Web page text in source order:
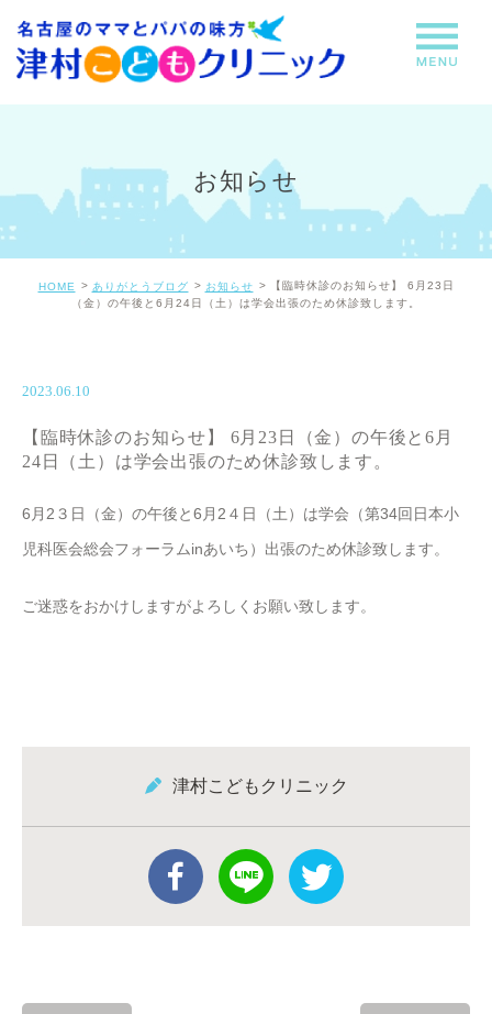
お知らせ
HOME ありがとうブログ お知らせ
【臨時休診のお知らせ】 6月23日
（金）の午後と6月24日（土）は学会出張のため休診致します。
2023.06.10
【臨時休診のお知らせ】 6月23日（金）の午後と6月
24日（土）は学会出張のため休診致します。
6月2３日（金）の午後と6月2４日（土）は学会（第34回日本小
児科医会総会フォーラムinあいち）出張のため休診致します。
ご迷惑をおかけしますがよろしくお願い致します。
津村こどもクリニック